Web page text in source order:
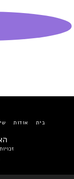
זכויות
בית אודות